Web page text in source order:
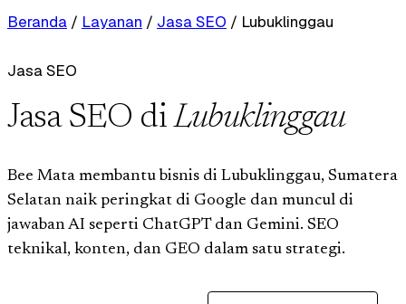
Beranda / Layanan / Jasa SEO / Lubuklinggau
Jasa SEO
Jasa SEO diLubuklinggau
Bee Mata membantu bisnis di Lubuklinggau, Sumatera
Selatan naik peringkat di Google dan muncul di
jawaban AI seperti ChatGPT dan Gemini. SEO
teknikal, konten, dan GEO dalam satu strategi.